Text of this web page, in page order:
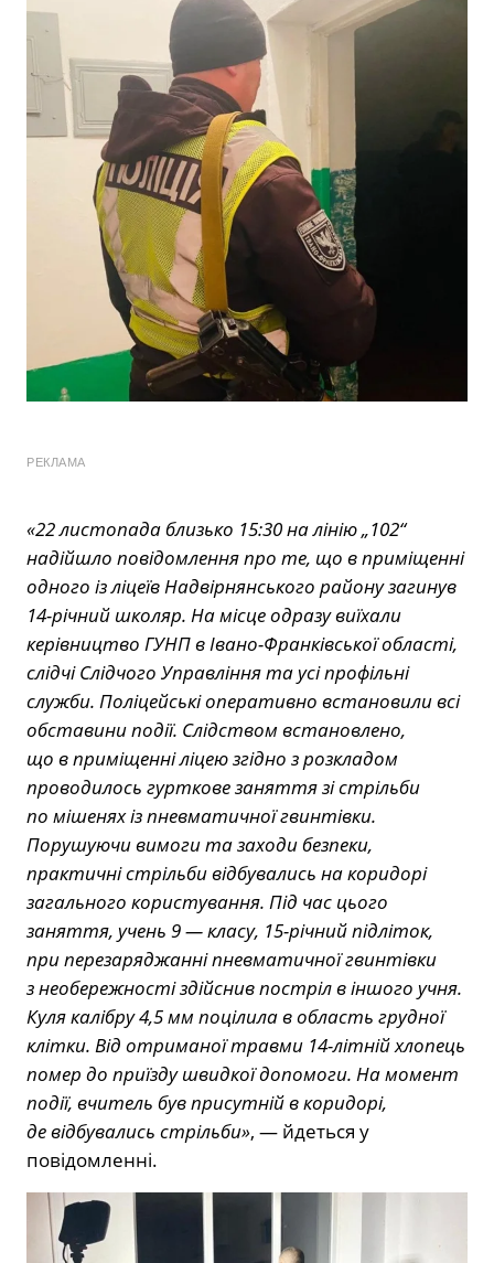
РЕКЛАМА
«22 листопада близько 15:30 на лінію „102“
надійшло повідомлення про те, що в приміщенні
одного із ліцеїв Надвірнянського району загинув
14-річний школяр. На місце одразу виїхали
керівництво ГУНП в Івано-Франківської області,
слідчі Слідчого Управління та усі профільні
служби. Поліцейські оперативно встановили всі
обставини події. Слідством встановлено,
що в приміщенні ліцею згідно з розкладом
проводилось гурткове заняття зі стрільби
по мішенях із пневматичної гвинтівки.
Порушуючи вимоги та заходи безпеки,
практичні стрільби відбувались на коридорі
загального користування. Під час цього
заняття, учень 9 — класу, 15-річний підліток,
при перезаряджанні пневматичної гвинтівки
з необережності здійснив постріл в іншого учня.
Куля калібру 4,5 мм поцілила в область грудної
клітки. Від отриманої травми 14-літній хлопець
помер до приїзду швидкої допомоги. На момент
події, вчитель був присутній в коридорі,
де відбувались стрільби», — йдеться у
повідомленні.